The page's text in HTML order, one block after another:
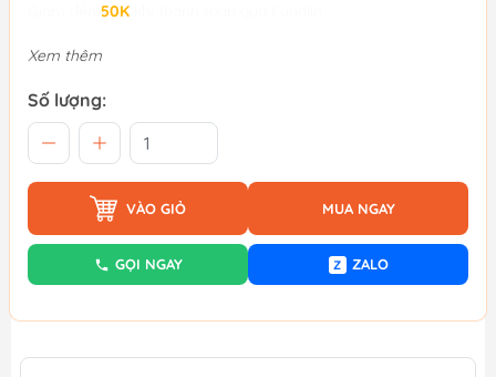
50K
Xem thêm
Số lượng:
VÀO GIỎ MUA NGAY
GỌI NGAY Z ZALO